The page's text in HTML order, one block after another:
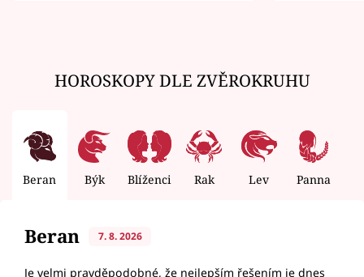
HOROSKOPY DLE ZVĚROKRUHU
Beran Býk Blíženci Rak Lev Panna
Beran 7. 8. 2026
Je velmi pravděpodobné, že nejlepším řešením je dnes